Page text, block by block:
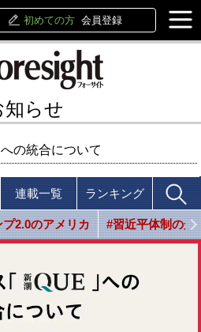
初めての方 会員登録
知らせ
の統合について
連載一覧 ランキング
プ2.0のアメリカ #習近平体制の光